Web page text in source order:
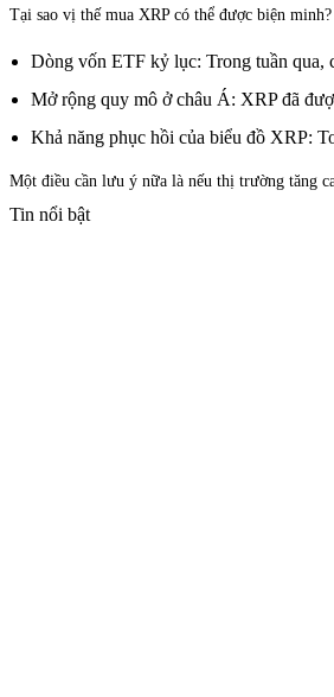
Tại sao vị thế mua XRP có thể được biện
Dòng vốn ETF kỷ lục: Trong tuần qua,
Mở rộng quy mô ở châu Á: XRP đã
Khả năng phục hồi của biểu đồ XRP:
Một điều cần lưu ý nữa là nếu thị trường tăng
Tin nổi bật